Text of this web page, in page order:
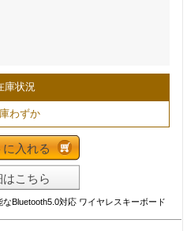
庫状況
わずか
入れる
はこちら
Bluetooth5.0対応 ワイヤレスキーボード